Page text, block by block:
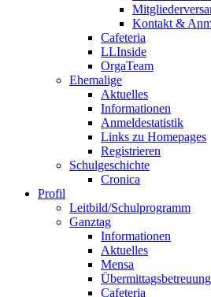
Kontakt &
Cafeteria
LLInside
OrgaTeam
Ehemalige
Aktuelles
Informationen
Anmeldestatistik
Links zu Homepages
Registrieren
Schulgeschichte
Cronica
Profil
Leitbild/Schulprogramm
Ganztag
Informationen
Aktuelles
Mensa
Übermittagsbetreuung
Cafeteria